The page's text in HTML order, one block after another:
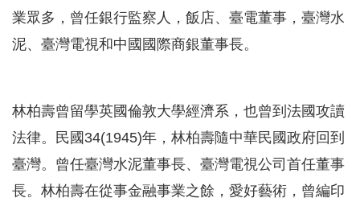
業眾多，曾任銀行監察人，飯店、臺電董事，臺灣水
泥、臺灣電視和中國國際商銀董事長。
林柏壽曾留學英國倫敦大學經濟系，也曾到法國攻讀
法律。民國34(1945)年，林柏壽隨中華民國政府回到
臺灣。曾任臺灣水泥董事長、臺灣電視公司首任董事
長。林柏壽在從事金融事業之餘，愛好藝術，曾編印